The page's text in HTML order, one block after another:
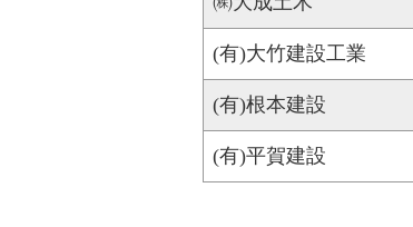
(有)大竹建設工業
(有)根本建設
(有)平賀建設